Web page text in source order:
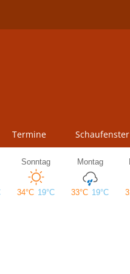
Termine Schaufenster